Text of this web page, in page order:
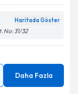
Haritada Göster
No: 31/32
Daha Fazla